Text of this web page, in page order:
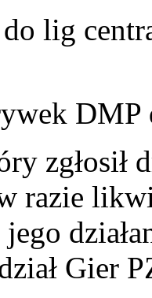
lig
DMP
zgłosił
razie
Gier